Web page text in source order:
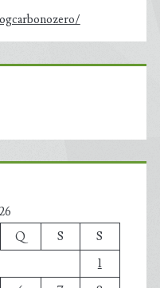
Q S
S
1